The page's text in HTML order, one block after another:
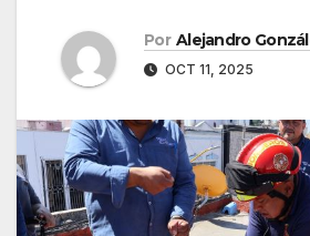
Por Alejandro
OCT 11, 2025